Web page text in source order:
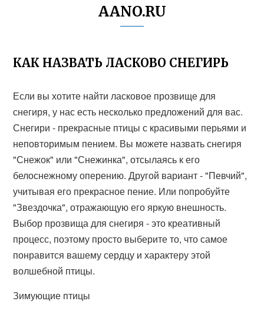
AANO.RU
КАК НАЗВАТЬ ЛАСКОВО СНЕГИРЬ
Если вы хотите найти ласковое прозвище для
снегиря, у нас есть несколько предложений для вас.
Снегири - прекрасные птицы с красивыми перьями и
неповторимым пением. Вы можете назвать снегиря
"Снежок" или "Снежинка", отсылаясь к его
белоснежному оперению. Другой вариант - "Певчий",
учитывая его прекрасное пение. Или попробуйте
"Звездочка", отражающую его яркую внешность.
Выбор прозвища для снегиря - это креативный
процесс, поэтому просто выберите то, что самое
понравится вашему сердцу и характеру этой
волшебной птицы.
Зимующие птицы